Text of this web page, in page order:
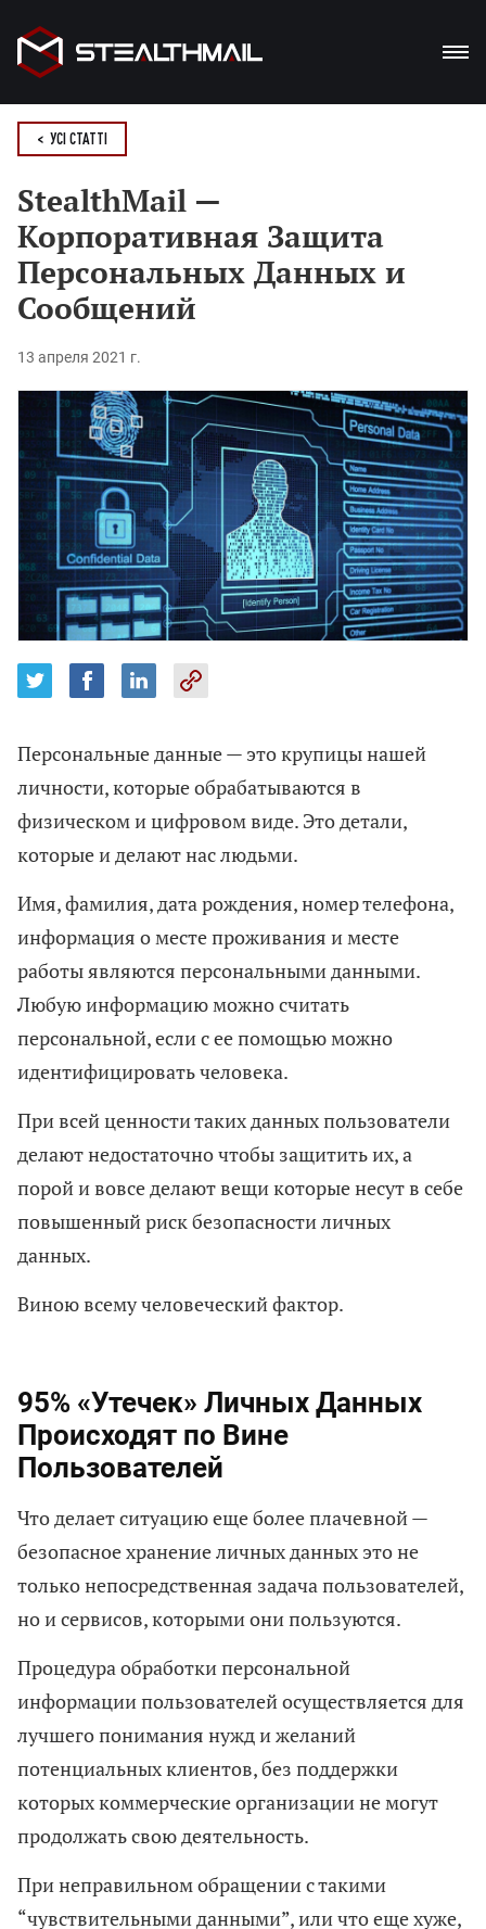
ПЕРЕВАГИ
БЛОГ
ЗАВАНТАЖЕННЯ
< УСІ СТАТТІ
StealthMail —
Корпоративная Защита
Персональных Данных и
Сообщений
13 апреля 2021 г.
Персональные данные — это крупицы нашей
личности, которые обрабатываются в
физическом и цифровом виде. Это детали,
которые и делают нас людьми.
Имя, фамилия, дата рождения, номер телефона,
информация о месте проживания и месте
работы являются персональными данными.
Любую информацию можно считать
персональной, если с ее помощью можно
идентифицировать человека.
При всей ценности таких данных пользователи
делают недостаточно чтобы защитить их, а
порой и вовсе делают вещи которые несут в себе
повышенный риск безопасности личных
данных.
Виною всему человеческий фактор.
95% «Утечек» Личных Данных
Происходят по Вине
Пользователей
Что делает ситуацию еще более плачевной —
безопасное хранение личных данных это не
только непосредственная задача пользователей,
но и сервисов, которыми они пользуются.
Процедура обработки персональной
информации пользователей осуществляется для
лучшего понимания нужд и желаний
потенциальных клиентов, без поддержки
которых коммерческие организации не могут
продолжать свою деятельность.
При неправильном обращении с такими
“чувствительными данными”, или что еще хуже,